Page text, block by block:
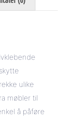
ulike
møbler til
å påføre